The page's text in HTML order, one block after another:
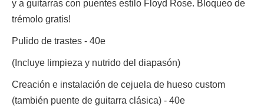
y a guitarras con puentes estilo Floyd Rose. Bloqueo de
trémolo gratis!
Pulido de trastes - 40e
(Incluye limpieza y nutrido del diapasón)
Creación e instalación de cejuela de hueso custom
(también puente de guitarra clásica) - 40e